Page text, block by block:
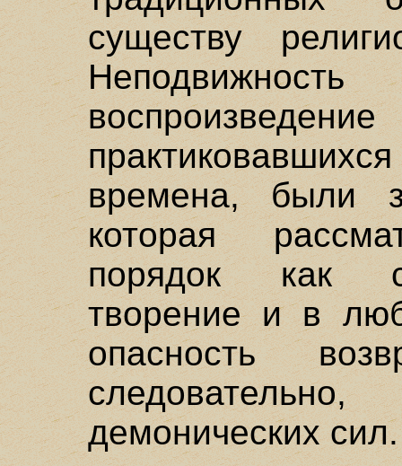
существу
времена, были
которая
порядок как
творение и в
опасность
демонических сил.